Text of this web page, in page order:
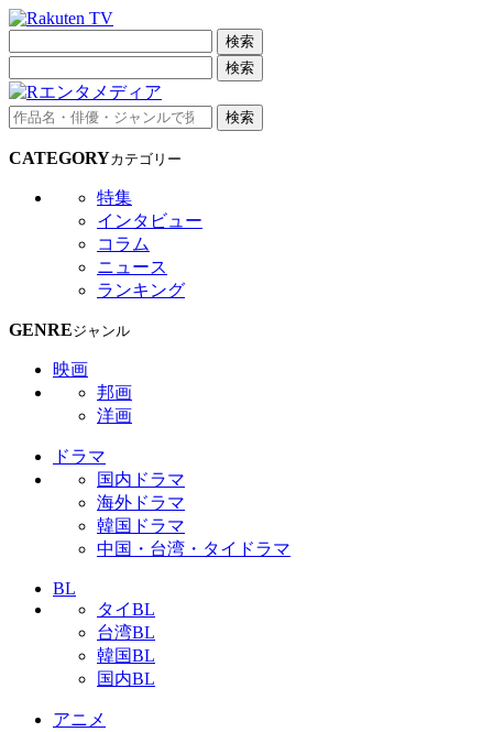
検索
検索
検索
CATEGORYカテゴリー
特集
インタビュー
コラム
ニュース
ランキング
GENREジャンル
映画
邦画
洋画
ドラマ
国内ドラマ
海外ドラマ
韓国ドラマ
中国・台湾・タイドラマ
BL
タイBL
台湾BL
韓国BL
国内BL
アニメ